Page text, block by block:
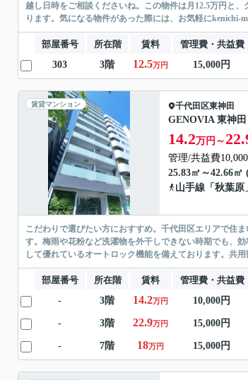
越し日時をご相談くださいね。この物件は月12.5万円と
ります。気になる物件があった際には、お気軽にkenichi-
部屋番号 所在階 賃料 管理費・共益費
303
3階 12.5万円 15,000円
賃貸マンション 千代田区東神田
GENOVIA 東神田
14.2万円～
管理/共益費
25.83㎡～42.66
山手線 「 秋葉原
こだわりで選びたい方におすすめ。千代田区エリアで住
す。梅雨や花粉など洗濯物を外干しできない時期でも、
して優れているオートロック機能を備えております。共
部屋番号 所在階 賃料 管理費・共益費
-
3階 14.2万円 10,000円
- 3階 22.9万円 15,000円
- 7階 18万円 15,000円